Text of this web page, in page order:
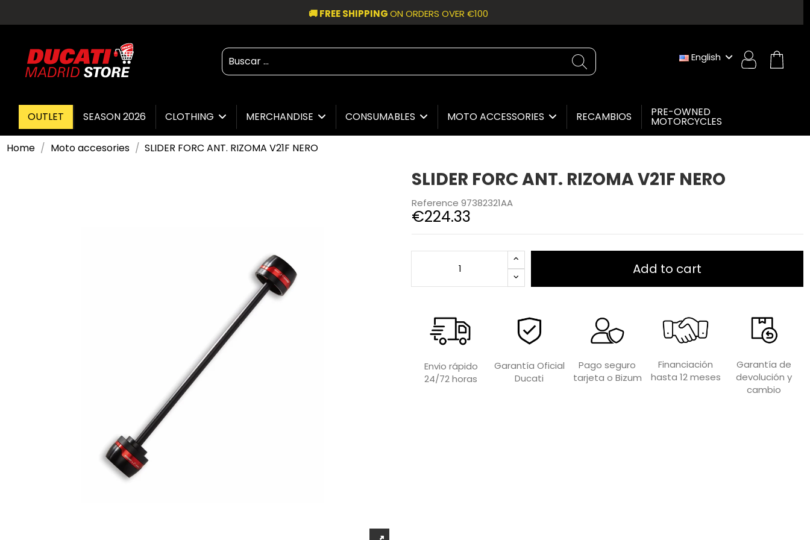
🚚 FREE SHIPPINGON ORDERS OVER €100
English
OUTLET SEASON 2026 CLOTHING MERCHANDISE CONSUMABLES MOTO ACCESSORIES RECAMBIOS PRE-OWNED
MOTORCYCLES
Home
Moto accesories SLIDER FORC ANT. RIZOMA V21F NERO
SLIDER FORC ANT. RIZOMA V21F NERO
Reference 97382321AA
€224.33
Add to cart
Envio rápido
24/72 horas
Garantía Oficial
Ducati
Pago seguro
tarjeta o Bizum
Financiación
hasta 12 meses
Garantía de
devolución y
cambio